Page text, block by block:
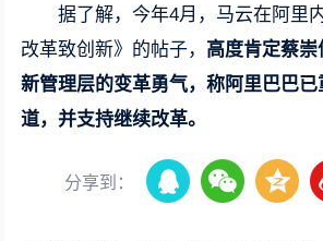
据了解，今年4月，马云在阿里
改革致创新》的帖子， 高度肯定蔡
新管理层的变革勇气，称阿里巴巴
道，并支持继续改革。
分享到：